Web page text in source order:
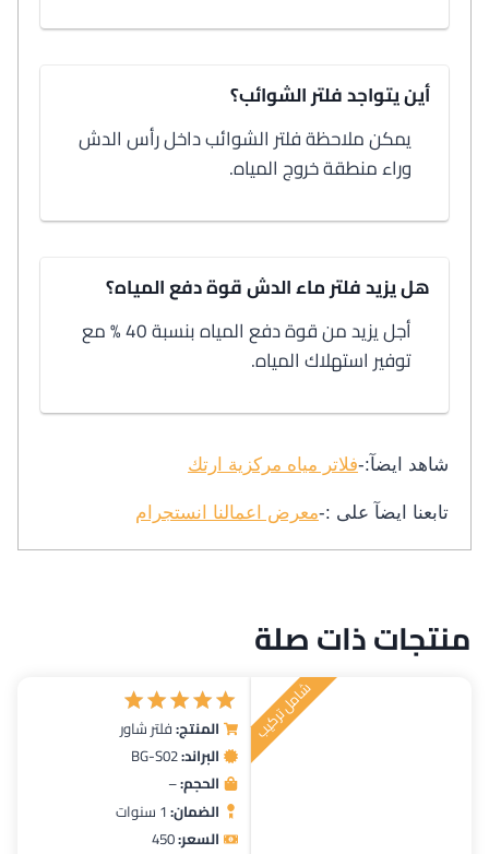
أين يتواجد فلتر الشوائب؟
يمكن ملاحظة فلتر الشوائب داخل رأس الدش
وراء منطقة خروج المياه.
هل يزيد فلتر ماء الدش قوة دفع المياه؟
أجل يزيد من قوة دفع المياه بنسبة 40 % مع
توفير استهلاك المياه.
شاهد ايضآ:-فلاتر مياه مركزية ارتك
تابعنا ايضآ على :-معرض اعمالنا انستجرام
منتجات ذات صلة
شامل تركيب تم التقييم
5.00من 5
المنتج:فلتر شاور
البراند:BG-S02
الحجم:–
الضمان:
السعر:450